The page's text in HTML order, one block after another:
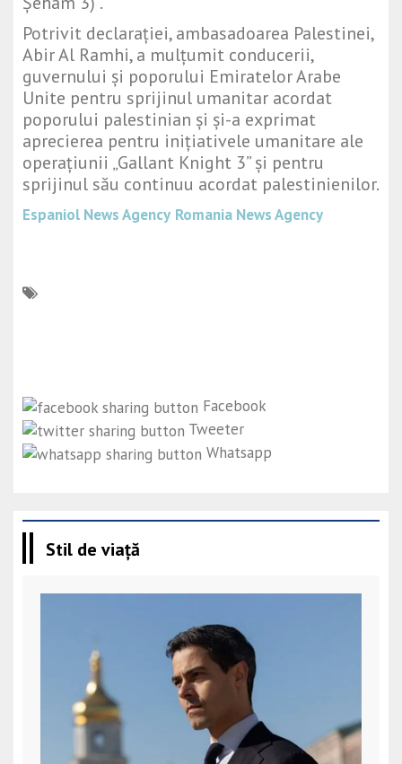
Potrivit declarației, ambasadoarea Palestinei,
Abir Al Ramhi, a mulțumit conducerii,
guvernului și poporului Emiratelor Arabe
Unite pentru sprijinul umanitar acordat
poporului palestinian și și-a exprimat
aprecierea pentru inițiativele umanitare ale
operațiunii „Gallant Knight 3” și pentru
sprijinul său continuu acordat palestinienilor.
Espaniol News Agency Romania News Agency
Facebook
Tweeter
Whatsapp
Stil de viață